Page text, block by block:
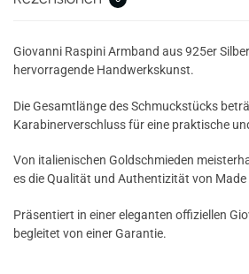
Giovanni Raspini Armband aus 925er
hervorragende Handwerkskunst.
Die Gesamtlänge des Schmuckstücks
Karabinerverschluss für eine praktische
Von italienischen Goldschmieden
es die Qualität und Authentizität von Made
Präsentiert in einer eleganten offiziellen
begleitet von einer Garantie.